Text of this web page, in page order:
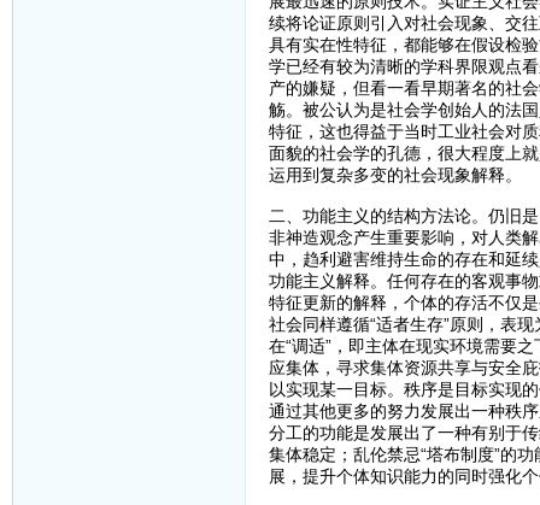
续将论证原则引入对社会现象、交
具有实在性特征，都能够在假设检
学已经有较为清晰的学科界限观点
产的嫌疑，但看一看早期著名的社
觞。被公认为是社会学创始人的法
特征，这也得益于当时工业社会对
面貌的社会学的孔德，很大程度上
运用到复杂多变的社会现象解释。
二、功能主义的结构方法论。仍旧
非神造观念产生重要影响，对人类
中，趋利避害维持生命的存在和延
功能主义解释。任何存在的客观事
特征更新的解释，个体的存活不仅
社会同样遵循“适者生存”原则，表
在“调适”，即主体在现实环境需要
应集体，寻求集体资源共享与安全
以实现某一目标。秩序是目标实现
通过其他更多的努力发展出一种秩
分工的功能是发展出了一种有别于
集体稳定；乱伦禁忌“塔布制度”的
展，提升个体知识能力的同时强化